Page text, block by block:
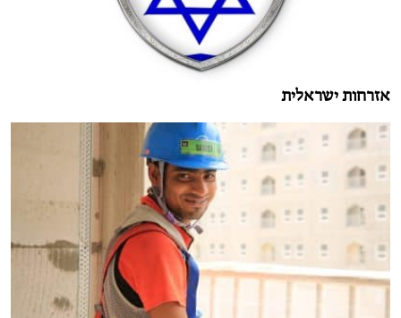
אזרחות ישראלית